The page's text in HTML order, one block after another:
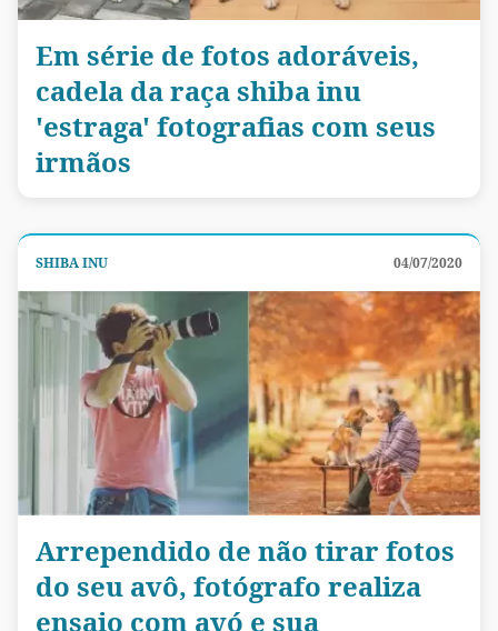
Em série de fotos adoráveis,
cadela da raça shiba inu
'estraga' fotografias com seus
irmãos
SHIBA INU 04/07/2020
Arrependido de não tirar fotos
do seu avô, fotógrafo realiza
ensaio com avó e sua